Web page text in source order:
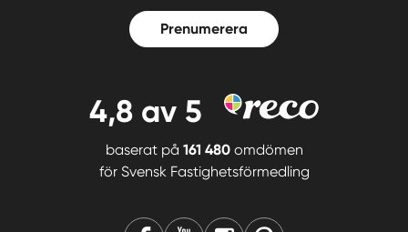
Prenumerera
4,8 av 5
baserat på 161 480omdömen
för Svensk Fastighetsförmedling